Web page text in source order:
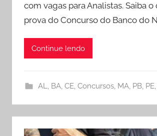
com vagas para Analistas. Saiba o
prova do Concurso do Banco do
Continue lendo
AL, BA, CE, Concursos, MA, PB, PE,